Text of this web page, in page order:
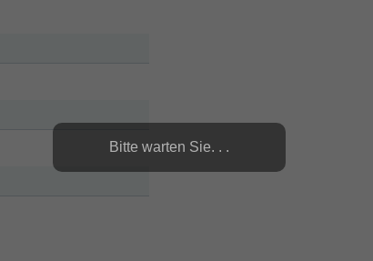
Bitte warten Sie. . .